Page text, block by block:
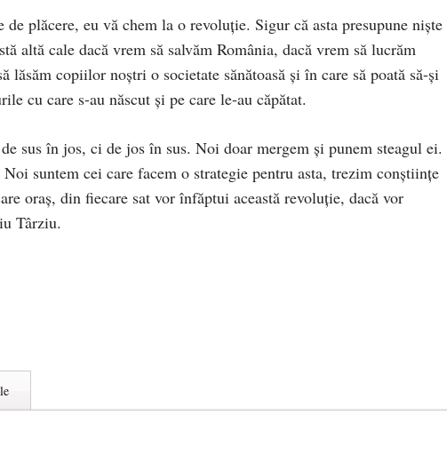
plăcere, eu vă chem la o revoluție. Sigur că asta presupune niște
altă cale dacă vrem să salvăm România, dacă vrem să lucrăm
lăsăm copiilor noștri o societate sănătoasă și în care să poată să-și
cu care s-au născut și pe care le-au căpătat.
sus în jos, ci de jos în sus. Noi doar mergem și punem steagul ei.
suntem cei care facem o strategie pentru asta, trezim conștiințe
oraș, din fiecare sat vor înfăptui această revoluție, dacă vor
Târziu.